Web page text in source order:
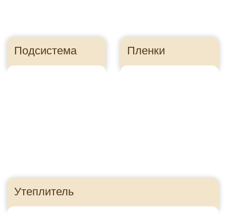
Правильно посчитайте
сайдинг, чтобы